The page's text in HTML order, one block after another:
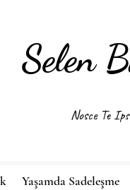
Selen
Nosce Te
Yaşamda Sadeleşme